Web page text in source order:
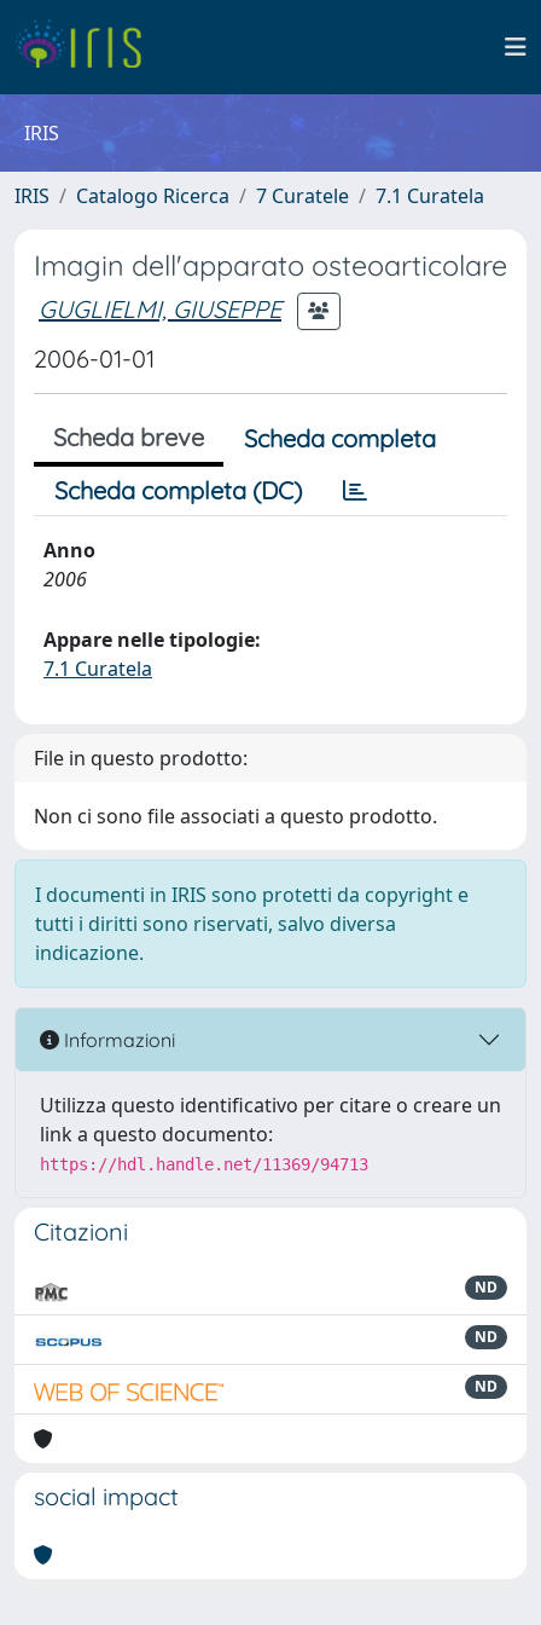
IRIS
IRIS Catalogo Ricerca 7 Curatele 7.1 Curatela
Imagin dell'apparato osteoarticolare
GUGLIELMI, GIUSEPPE
2006-01-01
Scheda breve
Scheda completa
Scheda completa (DC)
Anno
2006
Appare nelle tipologie:
7.1 Curatela
File in questo prodotto:
Non ci sono file associati a questo prodotto.
I documenti in IRIS sono protetti da copyright e
tutti i diritti sono riservati, salvo diversa
indicazione.
Informazioni
Utilizza questo identificativo per citare o creare un
link a questo documento:
https://hdl.handle.net/11369/94713
Citazioni
ND
ND
ND
social impact